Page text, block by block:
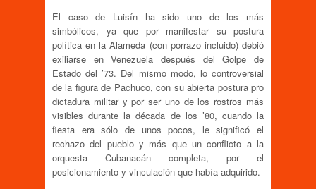
El caso de Luisín ha sido uno de los más
simbólicos, ya que por manifestar su postura
política en la Alameda (con porrazo incluido) debió
exiliarse en Venezuela después del Golpe de
Estado del ’73. Del mismo modo, lo controversial
de la figura de Pachuco, con su abierta postura pro
dictadura militar y por ser uno de los rostros más
visibles durante la década de los ’80, cuando la
fiesta era sólo de unos pocos, le significó el
rechazo del pueblo y más que un conflicto a la
orquesta Cubanacán completa, por el
posicionamiento y vinculación que había adquirido.